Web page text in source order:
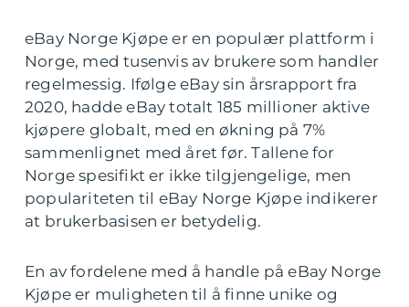
eBay Norge Kjøpe er en populær plattform i
Norge, med tusenvis av brukere som handler
regelmessig. Ifølge eBay sin årsrapport fra
2020, hadde eBay totalt 185 millioner aktive
kjøpere globalt, med en økning på 7%
sammenlignet med året før. Tallene for
Norge spesifikt er ikke tilgjengelige, men
populariteten til eBay Norge Kjøpe indikerer
at brukerbasisen er betydelig.
En av fordelene med å handle på eBay Norge
Kjøpe er muligheten til å finne unike og